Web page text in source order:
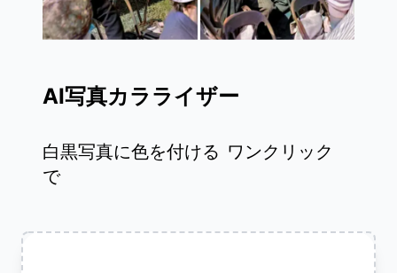
AI写真カラライザー
白黒写真に色を付ける ワンクリック
で